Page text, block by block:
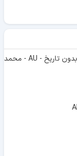
مدال آویز نقره ای مسابقات فوتبال جام ولیعهد بدون تاریخ - AU - محمد